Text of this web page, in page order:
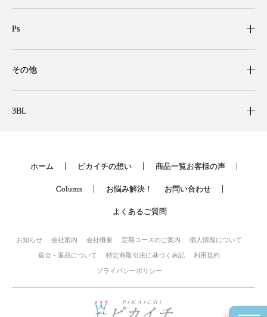
Ps
その他
3BL
ホーム ピカイチの想い 商品一覧お客様の声
Column お悩み解決！ お問い合わせ
よくあるご質問
お知らせ 会社案内 会社概要 定期コースのご案内 個人情報について
返金・返品について 特定商取引法に基づく表記 利用規約
プライバシーポリシー